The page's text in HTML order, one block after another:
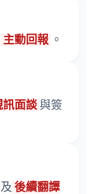
主動回報 。
訊面談 與簽
後續翻譯